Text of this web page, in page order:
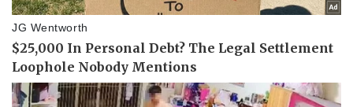
Nam khoa
Làm đẹp - giảm cân
Phòng mạch online
Ăn sạch sống khỏe